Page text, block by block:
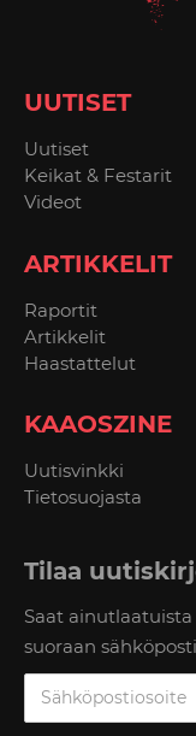
UUTISET
Uutiset
Keikat & Festarit
Videot
ARTIKKELIT
Raportit
Artikkelit
Haastattelut
KAAOSZINE
Uutisvinkki
Tietosuojasta
Tilaa
Saat
suoraan